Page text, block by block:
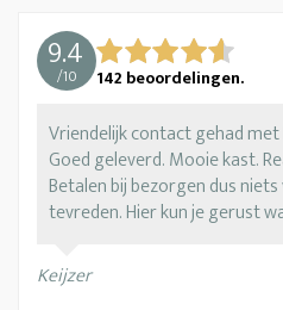
9.4
/10 142 beoordelingen.
Vriendelijk contact gehad
Goed geleverd. Mooie kast.
Betalen bij bezorgen dus
tevreden. Hier kun je gerust
Keijzer